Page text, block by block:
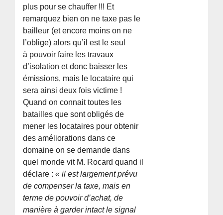
plus pour se chauffer !!! Et
remarquez bien on ne taxe pas le
bailleur (et encore moins on ne
l’oblige) alors qu’il est le seul
à pouvoir faire les travaux
d’isolation et donc baisser les
émissions, mais le locataire qui
sera ainsi deux fois victime !
Quand on connait toutes les
batailles que sont obligés de
mener les locataires pour obtenir
des améliorations dans ce
domaine on se demande dans
quel monde vit M. Rocard quand il
déclare :« il est largement prévu
de compenser la taxe, mais en
terme de pouvoir d’achat, de
manière à garder intact le signal